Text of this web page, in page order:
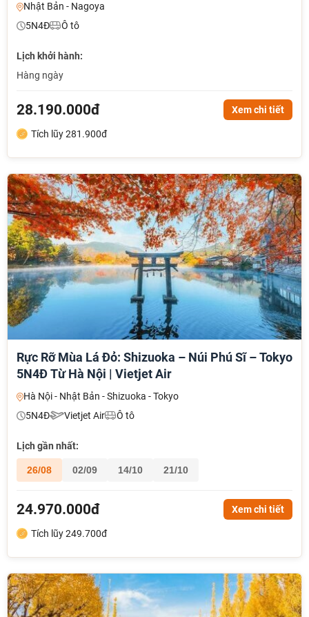
Nhật Bản - Nagoya
5N4Đ
Ô tô
Lịch khởi hành:
Hàng ngày
28.190.000đ Xem chi tiết
Tích lũy 281.900đ
Rực Rỡ Mùa Lá Đỏ: Shizuoka – Núi Phú Sĩ – Tokyo
5N4Đ Từ Hà Nội | Vietjet Air
Hà Nội - Nhật Bản - Shizuoka - Tokyo
5N4Đ
Vietjet Air Ô tô
Lịch gần nhất:
26/08 02/09 14/10 21/10
24.970.000đ Xem chi tiết
Tích lũy 249.700đ